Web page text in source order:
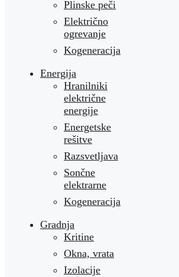
Plinske peči
Električno
ogrevanje
Kogeneracija
Energija
Hranilniki
električne
energije
Energetske
rešitve
Razsvetljava
Sončne
elektrarne
Kogeneracija
Gradnja
Kritine
Okna, vrata
Izolacije